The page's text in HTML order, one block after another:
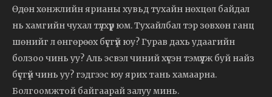
Өдөн хөнжлийн ярианы хувьд тухайн нөхцөл байдал
нь хамгийн чухал түлхүүр юм. Тухайлбал тэр зөвхөн ганц
шөнийг л өнгөрөөх бүсгүй юу? Гурав дахь удаагийн
болзоо чинь уу? Аль эсвэл чиний хүсэн тэмүүлж буй найз
бүсгүй чинь уу? гэдгээс юу ярих тань хамаарна.
Болгоомжтой байгаарай залуу минь.